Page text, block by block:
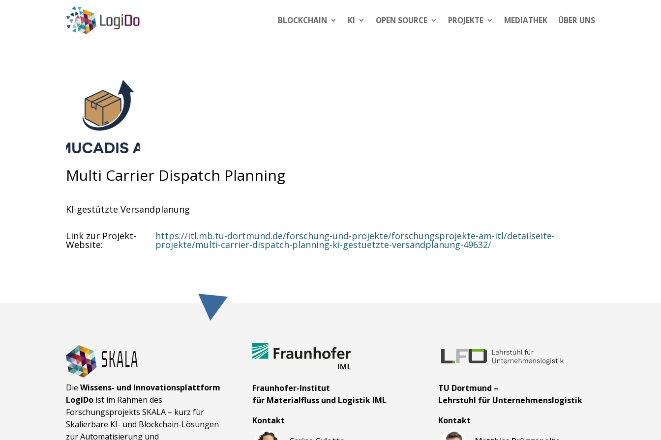
BLOCKCHAIN KI OPEN SOURCE PROJEKTE MEDIATHEK ÜBER UNS
Multi Carrier Dispatch Planning
KI-gestützte Versandplanung
Link zur Projekt-
Website:
https://itl.mb.tu-dortmund.de/forschung-und-projekte/forschungsprojekte-am-itl/detailseite-
projekte/multi-carrier-dispatch-planning-ki-gestuetzte-versandplanung-49632/
DieWissens- und Innovationsplattform
LogiDo ist im Rahmen des
Forschungsprojekts SKALA – kurz für
Skalierbare KI- und Block­chain-Lösungen
zur Automatisierung und
Fraunhofer-Institut
für Materialfluss und Logistik IML
Kontakt
TU Dortmund –
Lehrstuhl für Unternehmenslogistik
Kontakt